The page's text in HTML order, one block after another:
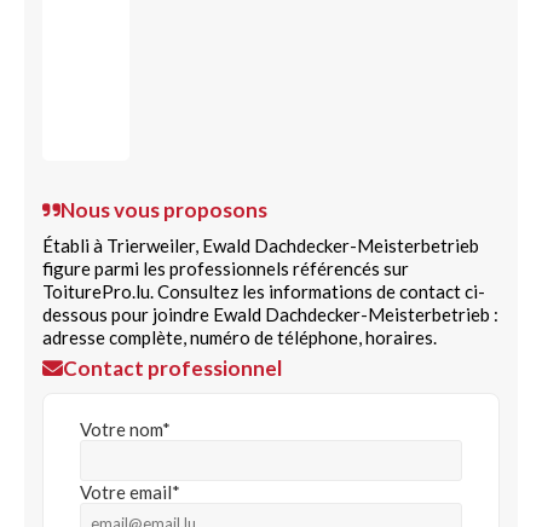
Nous vous proposons
Établi à Trierweiler, Ewald Dachdecker-Meisterbetrieb
figure parmi les professionnels référencés sur
ToiturePro.lu. Consultez les informations de contact ci-
dessous pour joindre Ewald Dachdecker-Meisterbetrieb :
adresse complète, numéro de téléphone, horaires.
Contact professionnel
Votre nom*
Votre email*